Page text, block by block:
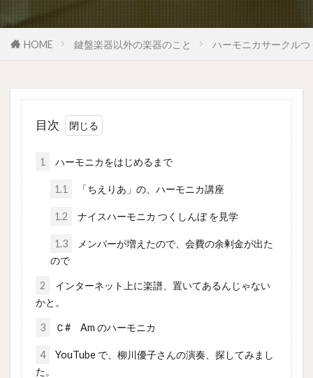
HOME 鍵盤楽器以外の楽器のこと ハーモニカサークル
目次
1 ハーモニカをはじめるまで
1.1 「ちえりあ」の、ハーモニカ講座
1.2 ナイスハーモニカ つくしんぼ を見学
1.3
メンバーが増えたので、会費の余剰金が出た
ので
2
インターネット上に楽譜、置いてあるんじゃない
かと。
3 Ｃ# Am のハーモニカ
4
YouTube で、柳川優子さんの演奏、探してみまし
た。